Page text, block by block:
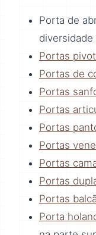
Porta de
Portas
Portas de
Portas
Portas
Portas
Portas
Portas
Portas
Portas
Porta